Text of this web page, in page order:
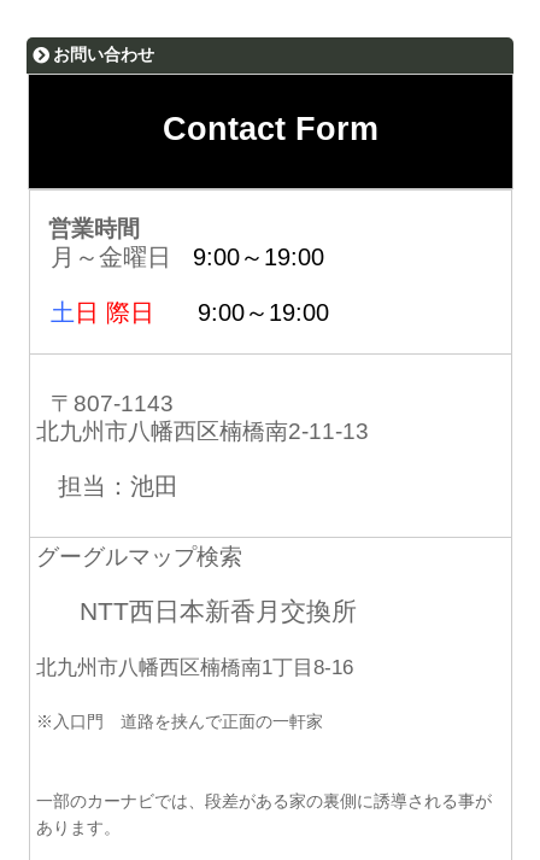
お問い合わせ
Contact Form
営業時間
月～金曜日 9:00～19:00
土 日 際日 9:00～19:00
〒807-1143
北九州市八幡西区楠橋南2-11-13
担当：池田
グーグルマップ検索
NTT西日本新香月交換所
北九州市八幡西区楠橋南1丁目8-16
※入口門 道路を挟んで正面の一軒家
一部のカーナビでは、段差がある家の裏側に誘導される事が
あります。